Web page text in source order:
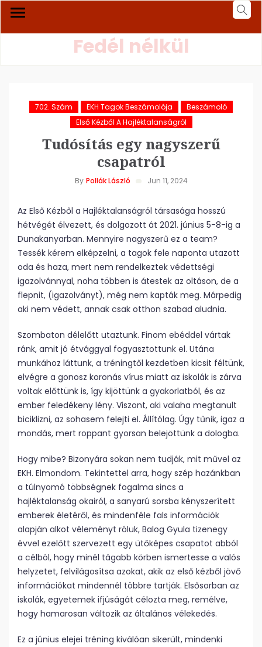
Fedél nélkül
702. Szám EKH Tagok Beszámolója
Beszámoló
Első Kézből A Hajléktalanságról
Tudósítás egy nagyszerű
csapatról
By Pollák László Jun 11, 2024
Az Első Kézből a Hajléktalanságról társasága hosszú
hétvégét élvezett, és dolgozott át 2021. június 5-8-ig a
Dunakanyarban. Mennyire nagyszerű ez a team?
Tessék kérem elképzelni, a tagok fele naponta utazott
oda és haza, mert nem rendelkeztek védettségi
igazolvánnyal, noha többen is átestek az oltáson, de a
flepnit, (igazolványt), még nem kapták meg. Márpedig
aki nem védett, annak csak otthon szabad aludnia.
Szombaton délelőtt utaztunk. Finom ebéddel vártak
ránk, amit jó étvággyal fogyasztottunk el. Utána
munkához láttunk, a tréningtől kezdetben kicsit féltünk,
elvégre a gonosz koronás vírus miatt az iskolák is zárva
voltak előttünk is, így kijöttünk a gyakorlatból, és az
ember feledékeny lény. Viszont, aki valaha megtanult
biciklizni, az sohasem felejti el. Állítólag. Úgy tűnik, igaz a
mondás, mert roppant gyorsan belejöttünk a dologba.
Hogy mibe? Bizonyára sokan nem tudják, mit művel az
EKH. Elmondom. Tekintettel arra, hogy szép hazánkban
a túlnyomó többségnek fogalma sincs a
hajléktalanság okairól, a sanyarú sorsba kényszerített
emberek életéről, és mindenféle fals információk
alapján alkot véleményt róluk, Balog Gyula tizenegy
évvel ezelőtt szervezett egy ütőképes csapatot abból
a célból, hogy minél tágabb körben ismertesse a valós
helyzetet, felvilágosítsa azokat, akik az első kézből jövő
információkat mindennél többre tartják. Elsősorban az
iskolák, egyetemek ifjúságát célozta meg, remélve,
hogy hamarosan változik az általános vélekedés.
Ez a június elejei tréning kiválóan sikerült, mindenki